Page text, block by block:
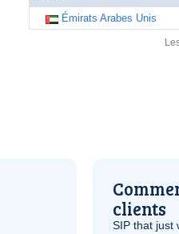
Émirats Arabes Unis
clients
SIP that just